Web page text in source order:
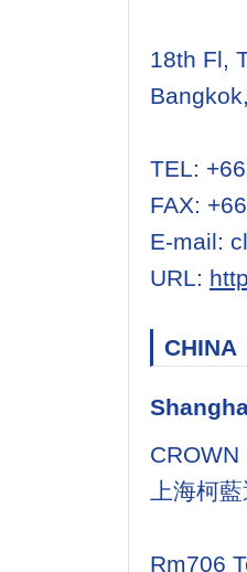
18th Fl,
TEL:
FAX:
E-mail:
URL:
CHINA
CROWN
上海柯
Rm706